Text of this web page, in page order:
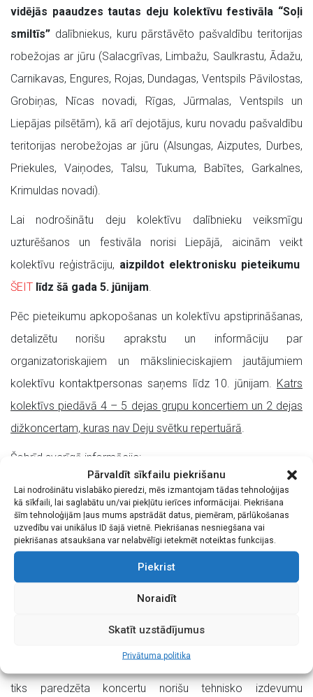
Pārvaldīt sīkfailu piekrišanu
Lai nodrošinātu vislabāko pieredzi, mēs izmantojam tādas tehnoloģijas
kā sīkfaili, lai saglabātu un/vai piekļūtu ierīces informācijai. Piekrišana
šīm tehnoloģijām ļaus mums apstrādāt datus, piemēram, pārlūkošanas
uzvedību vai unikālus ID šajā vietnē. Piekrišanas nesniegšana vai
piekrišanas atsaukšana var nelabvēlīgi ietekmēt noteiktas funkcijas.
Piekrist
Noraidīt
Skatīt uzstādījumus
Privātuma politika
vidējās paaudzes tautas deju kolektīvu festivāla “Soļi
smiltīs” dalībniekus, kuru pārstāvēto pašvaldību teritorijas
robežojas ar jūru (Salacgrīvas, Limbažu, Saulkrastu, Ādažu,
Carnikavas, Engures, Rojas, Dundagas, Ventspils Pāvilostas,
Grobiņas, Nīcas novadi, Rīgas, Jūrmalas, Ventspils un
Liepājas pilsētām), kā arī dejotājus, kuru novadu pašvaldību
teritorijas nerobežojas ar jūru (Alsungas, Aizputes, Durbes,
Priekules, Vaiņodes, Talsu, Tukuma, Babītes, Garkalnes,
Krimuldas novadi).
Lai nodrošinātu deju kolektīvu dalībnieku veiksmīgu
uzturēšanos un festivāla norisi Liepājā, aicinām veikt
kolektīvu reģistrāciju, aizpildot elektronisku pieteikumu
ŠEIT līdz šā gada 5. jūnijam.
Pēc pieteikumu apkopošanas un kolektīvu apstiprināšanas,
detalizētu norišu aprakstu un informāciju par
organizatoriskajiem un mākslinieciskajiem jautājumiem
kolektīvu kontaktpersonas saņems līdz 10. jūnijam. Katrs
kolektīvs piedāvā 4 – 5 dejas grupu koncertiem un 2 dejas
dižkoncertam, kuras nav Deju svētku repertuārā.
Šobrīd svarīgā informācija:
15. jūlijā līdz plkst. 11.00plānota dalībnieku ierašanās
Liepājā.
Programmā: Festivāla atklāšana, interaktīva, radošas
kolektīvu nodarbes, grupu koncerti pilsētas nozīmīgās
vietās, dižkoncerts un balle līdz plkst.4.00 rītā.
piedāvājam baudīt tūristu iecienītākās vietas
kolektīva vēlmēm un iespējām.
tiks paredzēta koncertu norišu tehnisko izdevumu